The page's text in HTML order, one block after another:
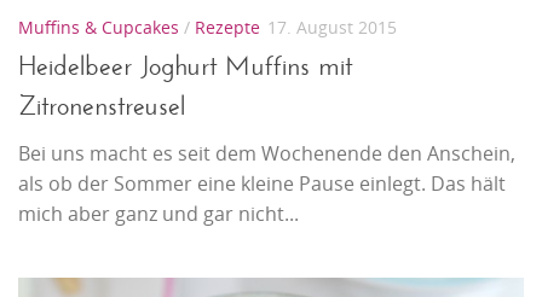
Muffins & Cupcakes / Rezepte 17. August 2015
Heidelbeer Joghurt Muffins mit
Zitronenstreusel
Bei uns macht es seit dem Wochenende den Anschein,
als ob der Sommer eine kleine Pause einlegt. Das hält
mich aber ganz und gar nicht...